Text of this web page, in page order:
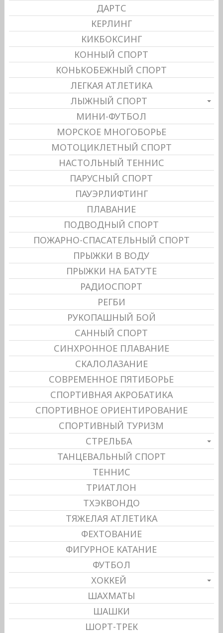
ДАРТС
КЕРЛИНГ
КИКБОКСИНГ
КОННЫЙ СПОРТ
КОНЬКОБЕЖНЫЙ СПОРТ
ЛЕГКАЯ АТЛЕТИКА
ЛЫЖНЫЙ СПОРТ
МИНИ-ФУТБОЛ
МОРСКОЕ МНОГОБОРЬЕ
МОТОЦИКЛЕТНЫЙ СПОРТ
НАСТОЛЬНЫЙ ТЕННИС
ПАРУСНЫЙ СПОРТ
ПАУЭРЛИФТИНГ
ПЛАВАНИЕ
ПОДВОДНЫЙ СПОРТ
ПОЖАРНО-СПАСАТЕЛЬНЫЙ СПОРТ
ПРЫЖКИ В ВОДУ
ПРЫЖКИ НА БАТУТЕ
РАДИОСПОРТ
РЕГБИ
РУКОПАШНЫЙ БОЙ
САННЫЙ СПОРТ
СИНХРОННОЕ ПЛАВАНИЕ
СКАЛОЛАЗАНИЕ
СОВРЕМЕННОЕ ПЯТИБОРЬЕ
СПОРТИВНАЯ АКРОБАТИКА
СПОРТИВНОЕ ОРИЕНТИРОВАНИЕ
СПОРТИВНЫЙ ТУРИЗМ
СТРЕЛЬБА
ТАНЦЕВАЛЬНЫЙ СПОРТ
ТЕННИС
ТРИАТЛОН
ТХЭКВОНДО
ТЯЖЕЛАЯ АТЛЕТИКА
ФЕХТОВАНИЕ
ФИГУРНОЕ КАТАНИЕ
ФУТБОЛ
ХОККЕЙ
ШАХМАТЫ
ШАШКИ
ШОРТ-ТРЕК